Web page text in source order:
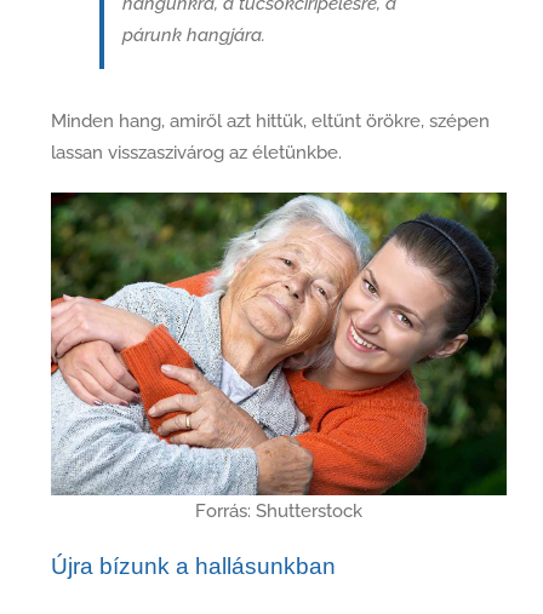
párunk hangjára.
Minden hang, amiről azt hittük, eltűnt örökre, szépen
lassan visszaszivárog az életünkbe.
Forrás: Shutterstock
Újra bízunk a hallásunkban